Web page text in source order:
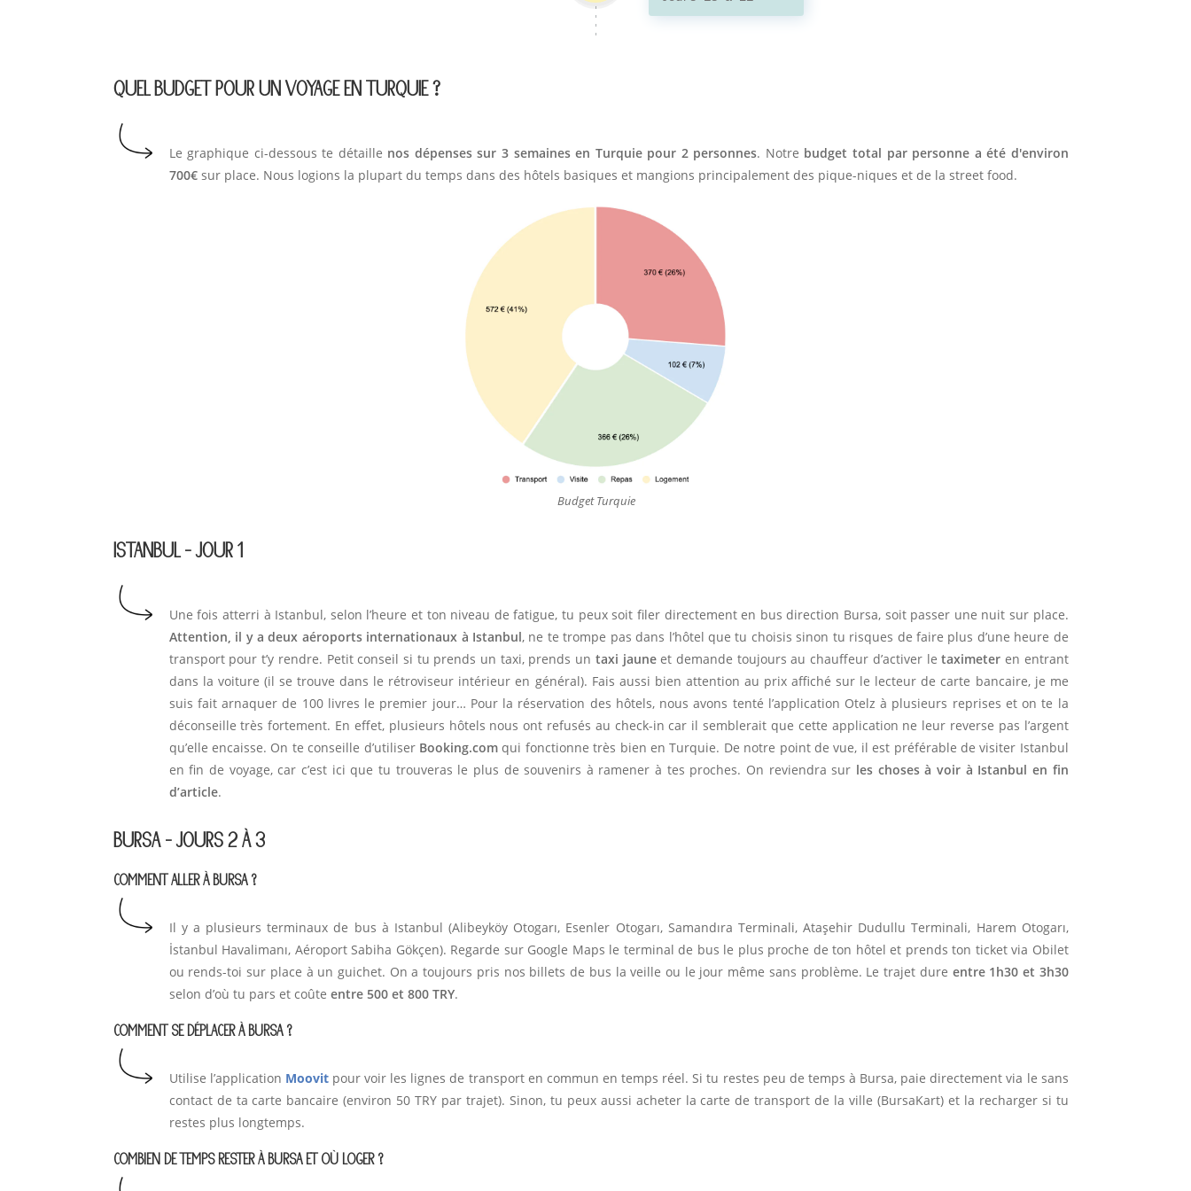
QUEL BUDGET POUR UN VOYAGE EN TURQUIE ?
Le graphique ci-dessous te détaille nos dépenses sur 3 semaines en Turquie pour 2 personnes. Notre budget total par personne a été d'environ
700€sur place. Nous logions la plupart du temps dans des hôtels basiques et mangions principalement des pique-niques et de la street food.
Budget Turquie
ISTANBUL - JOUR 1
Une fois atterri à Istanbul, selon l’heure et ton niveau de fatigue, tu peux soit filer directement en bus direction Bursa, soit passer une nuit sur place.
Attention, il y a deux aéroports internationaux à Istanbul, ne te trompe pas dans l’hôtel que tu choisis sinon tu risques de faire plus d’une heure de
transport pour t’y rendre. Petit conseil si tu prends un taxi, prends un taxi jauneet demande toujours au chauffeur d’activer letaximeter en entrant
dans la voiture (il se trouve dans le rétroviseur intérieur en général). Fais aussi bien attention au prix affiché sur le lecteur de carte bancaire, je me
suis fait arnaquer de 100 livres le premier jour… Pour la réservation des hôtels, nous avons tenté l’application Otelz à plusieurs reprises et on te la
déconseille très fortement. En effet, plusieurs hôtels nous ont refusés au check-in car il semblerait que cette application ne leur reverse pas l’argent
qu’elle encaisse. On te conseille d’utiliser Booking.com qui fonctionne très bien en Turquie. De notre point de vue, il est préférable de visiter Istanbul
en fin de voyage, car c’est ici que tu trouveras le plus de souvenirs à ramener à tes proches. On reviendra sur les choses à voir à Istanbul en fin
d’article.
BURSA - JOURS 2 À 3
COMMENT ALLER À BURSA ?
Il y a plusieurs terminaux de bus à Istanbul (Alibeyköy Otogarı, Esenler Otogarı, Samandıra Terminali, Ataşehir Dudullu Terminali, Harem Otogarı,
İstanbul Havalimanı, Aéroport Sabiha Gökçen). Regarde sur Google Maps le terminal de bus le plus proche de ton hôtel et prends ton ticket via Obilet
ou rends-toi sur place à un guichet. On a toujours pris nos billets de bus la veille ou le jour même sans problème. Le trajet dure entre 1h30 et 3h30
selon d’où tu pars et coûte entre 500 et 800 TRY.
COMMENT SE DÉPLACER À BURSA ?
Utilise l’application Moovitpour voir les lignes de transport en commun en temps réel. Si tu restes peu de temps à Bursa, paie directement via le sans
contact de ta carte bancaire (environ 50 TRY par trajet). Sinon, tu peux aussi acheter la carte de transport de la ville (BursaKart) et la recharger si tu
restes plus longtemps.
COMBIEN DE TEMPS RESTER À BURSA ET OÙ LOGER ?